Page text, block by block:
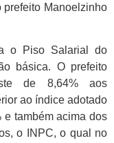
prefeito Manoelzinho
o Piso Salarial do
básica. O prefeito
de 8,64% aos
ao índice adotado
e também acima dos
o INPC, o qual no